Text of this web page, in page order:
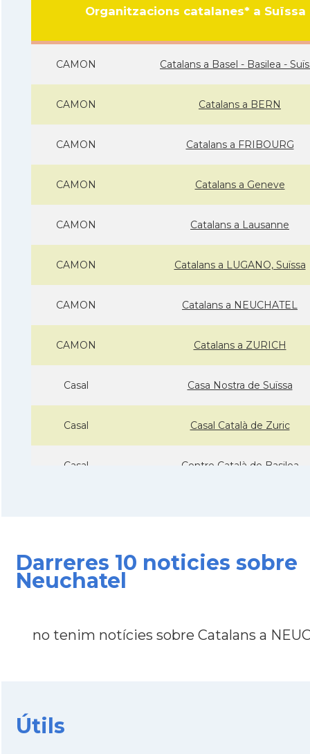
Organitzacions catalanes* a Suïssa
CAMON Catalans a Basel - Basilea -
CAMON Catalans a BERN
CAMON Catalans a FRIBOURG
CAMON Catalans a Geneve
CAMON Catalans a Lausanne
CAMON Catalans a LUGANO, Suïssa
CAMON Catalans a NEUCHATEL
CAMON Catalans a ZURICH
Casal Casa Nostra de Suïssa
Casal Casal Català de Zuric
Casal Centre Català de Basilea
Delegació
Darreres 10 noticies sobre
Neuchatel
no tenim notícies sobre Catalans a
Útils